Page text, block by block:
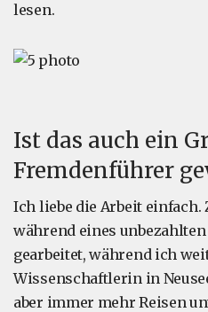
lesen.
Ist das auch ein
Fremdenführer
Ich liebe die Arbeit einfach.
während eines
gearbeitet, während ich
Wissenschaftlerin in
aber immer mehr Reisen